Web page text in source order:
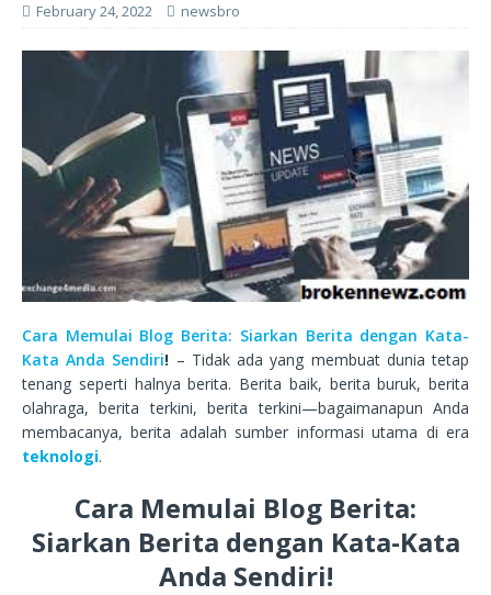
February 24, 2022 newsbro
Cara Memulai Blog Berita: Siarkan Berita dengan Kata-
Kata Anda Sendiri! – Tidak ada yang membuat dunia tetap
tenang seperti halnya berita. Berita baik, berita buruk, berita
olahraga, berita terkini, berita terkini—bagaimanapun Anda
membacanya, berita adalah sumber informasi utama di era
teknologi.
Cara Memulai Blog Berita:
Siarkan Berita dengan Kata-Kata
Anda Sendiri!